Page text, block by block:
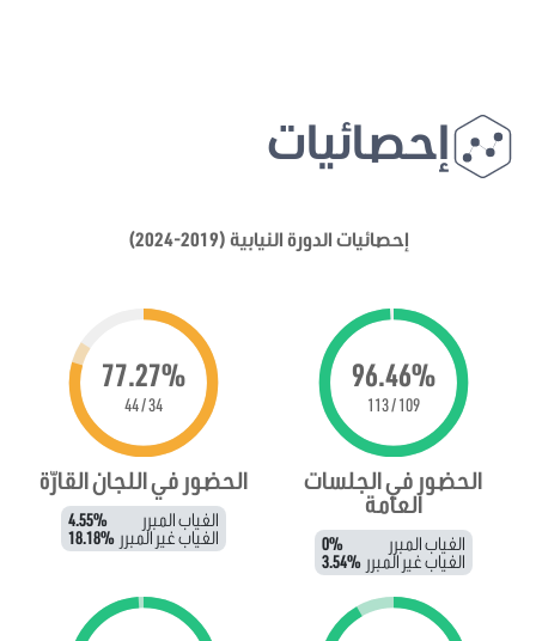
إحصائيات
إحصائيات الدورة النيابية (2019-2024)
96.46%
109 / 113
الحضور في الجلسات
العامة
الغياب المبرر 0%
الغياب غير المبرر 3.54%
77.27%
34 / 44
الحضور في اللجان القارّة
الغياب المبرر 4.55%
الغياب غير المبرر 18.18%